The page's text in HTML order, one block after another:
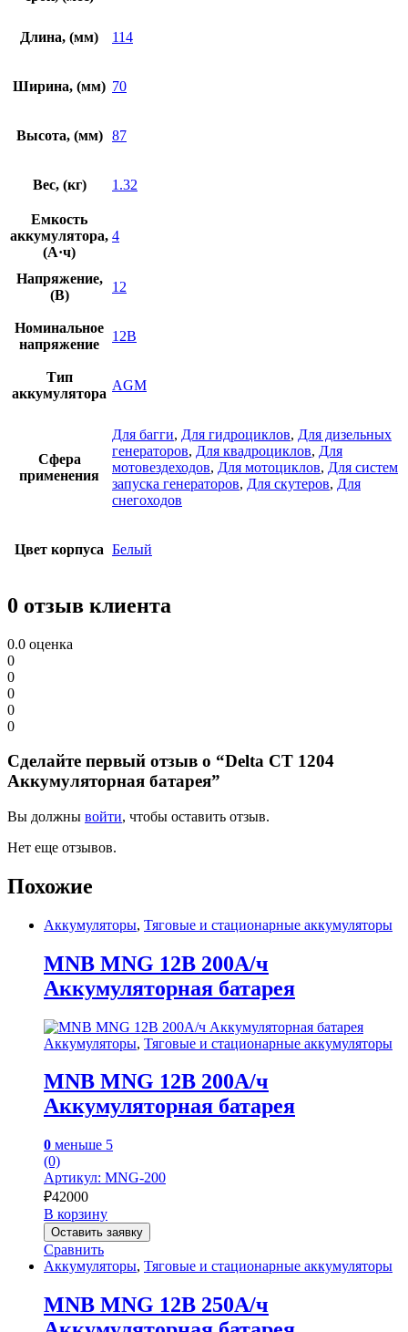
Длина, (мм) 114
Ширина, (мм) 70
Высота, (мм) 87
Вес, (кг) 1.32
Емкость
аккумулятора,
(А·ч)
4
Напряжение,
(В)
12
Номинальное
напряжение
12В
Тип
аккумулятора
AGM
Сфера
применения
Для багги, Для гидроциклов, Для дизельных
генераторов, Для квадроциклов, Для
мотовездеходов, Для мотоциклов, Для систем
запуcка генераторов, Для скутеров, Для
снегоходов
Цвет корпуса Белый
0 отзыв клиента
0.0 оценка
0
0
0
0
0
Сделайте первый отзыв о “Delta CT 1204
Аккумуляторная батарея”
Вы должны войти, чтобы оставить отзыв.
Нет еще отзывов.
Похожие
Аккумуляторы, Тяговые и стационарные аккумуляторы
MNB MNG 12В 200А/ч
Аккумуляторная батарея
Аккумуляторы, Тяговые и стационарные аккумуляторы
MNB MNG 12В 200А/ч
Аккумуляторная батарея
0 меньше 5
(0)
Артикул: MNG-200
₽42000
В корзину
Оставить заявку
Сравнить
Аккумуляторы, Тяговые и стационарные аккумуляторы
MNB MNG 12В 250А/ч